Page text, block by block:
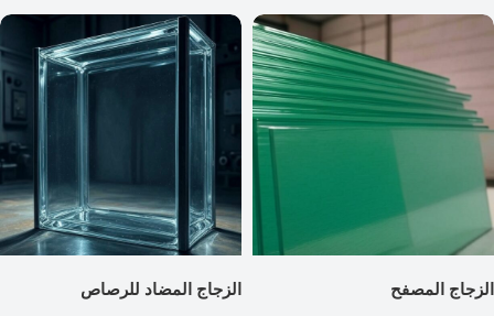
الزجاج المصفح الزجاج المضاد للرصاص